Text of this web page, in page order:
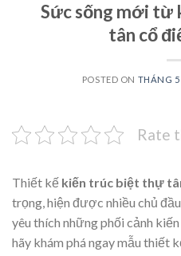
Sức sống mới
tân cổ
POSTED ON THÁNG 5
Rate
Thiết kế kiến trúc biệt thự
trọng, hiện được nhiều chủ
yêu thích những phối cảnh
hãy khám phá ngay mẫu thiết